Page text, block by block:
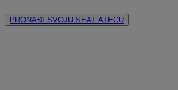
PRONAĐI SVOJU SEAT ATECU